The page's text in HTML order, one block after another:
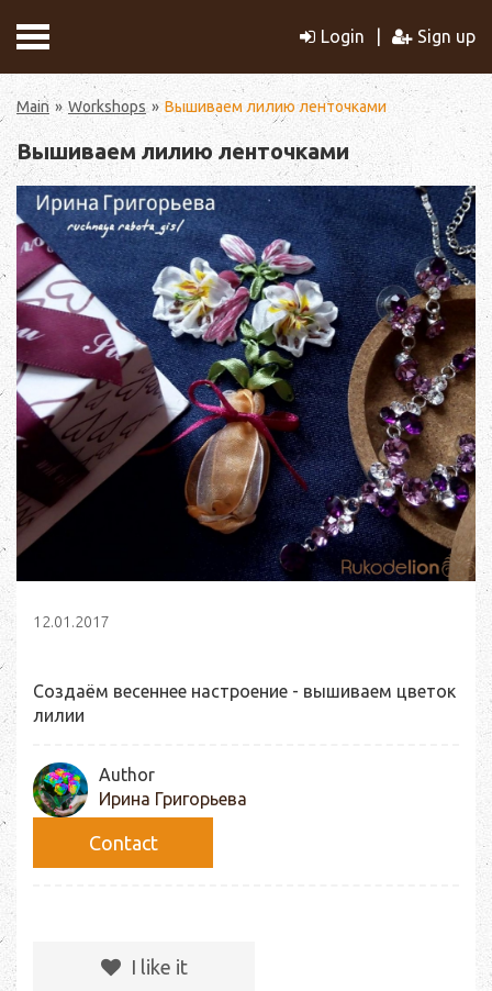
Login Sign up
Main Workshops Вышиваем лилию ленточками
Вышиваем лилию ленточками
12.01.2017
Создаём весеннее настроение - вышиваем цветок
лилии
Author
Ирина Григорьева
Сontact
I like it